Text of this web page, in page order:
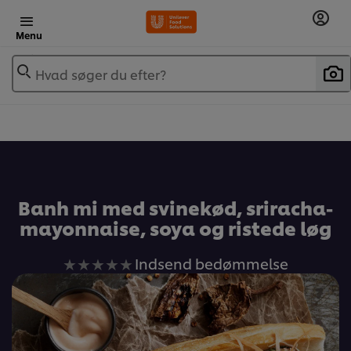
Menu
Hvad søger du efter?
Banh mi med svinekød, sriracha-
mayonnaise, soya og ristede løg
Ingen
bedømmelser
indsendt
for
denne
Indsend bedømmelse